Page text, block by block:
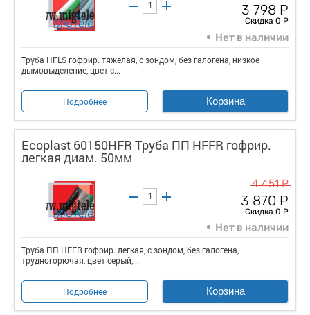
3 798 Р
Скидка 0 Р
Нет в наличии
Труба HFLS гофрир. тяжелая, с зондом, без галогена, низкое
дымовыделение, цвет с...
Подробнее Корзина
Ecoplast 60150HFR Труба ПП HFFR гофрир.
легкая диам. 50мм
4 451 Р
3 870 Р
Скидка 0 Р
Нет в наличии
Труба ПП HFFR гофрир. легкая, с зондом, без галогена,
трудногорючая, цвет серый,...
Подробнее Корзина